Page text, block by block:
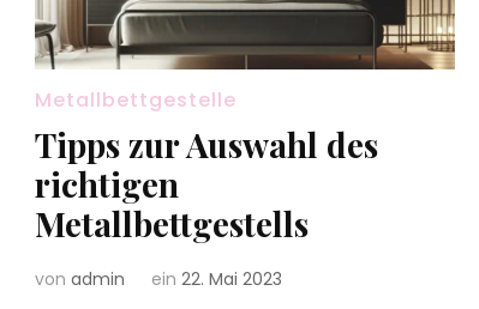
Metallbettgestelle
Tipps zur Auswahl des
richtigen
Metallbettgestells
von admin ein 22. Mai 2023